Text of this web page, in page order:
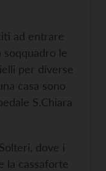
ad entrare
le
per diverse
casa sono
S.Chiara
dove i
la cassaforte